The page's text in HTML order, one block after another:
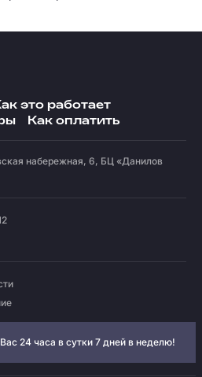
это работает
Как оплатить
набережная, 6, БЦ «Данилов
24 часа в сутки 7 дней в неделю!